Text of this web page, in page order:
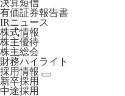
決算短信
有価証券報告書
IRニュース
株式情報
株主優待
株主総会
財務ハイライト
採用情報
新卒採用
中途採用